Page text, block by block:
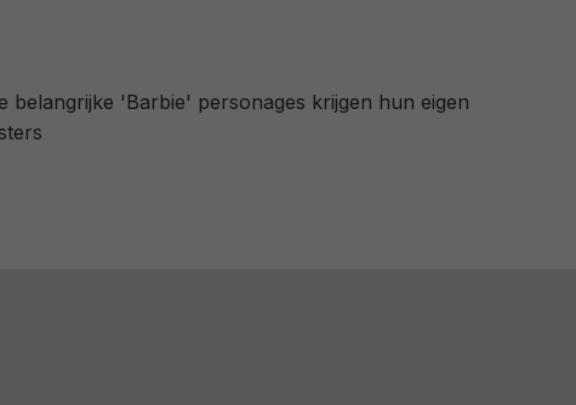
belangrijke 'Barbie' personages krijgen hun eigen